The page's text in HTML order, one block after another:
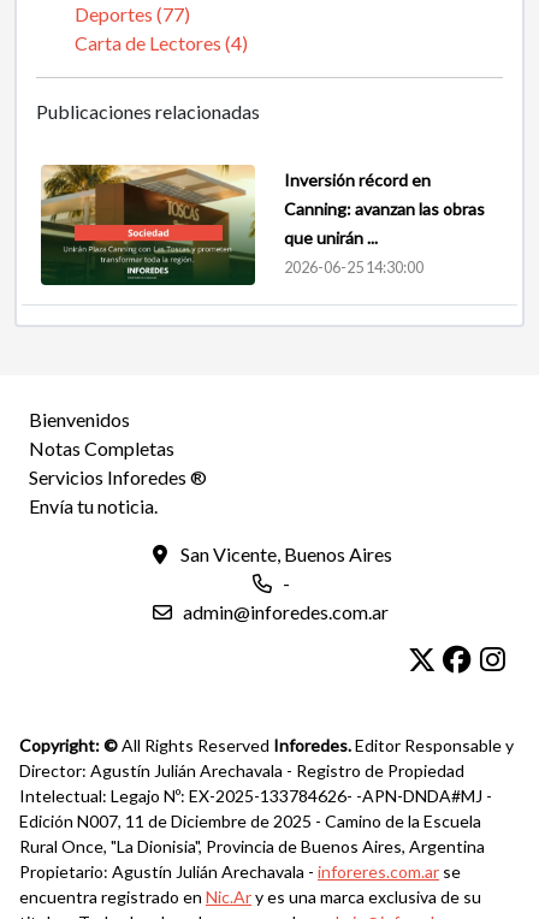
Deportes (77)
Carta de Lectores (4)
Publicaciones relacionadas
Inversión récord en
Canning: avanzan las obras
que unirán ...
2026-06-25 14:30:00
Bienvenidos
Notas Completas
Servicios Inforedes ®
Envía tu noticia.
San Vicente, Buenos Aires
-
admin@inforedes.com.ar
Copyright: ©All Rights Reserved Inforedes.Editor Responsable y
Director: Agustín Julián Arechavala - Registro de Propiedad
Intelectual: Legajo Nº: EX-2025-133784626- -APN-DNDA#MJ -
Edición N007, 11 de Diciembre de 2025 - Camino de la Escuela
Rural Once, "La Dionisia", Provincia de Buenos Aires, Argentina
Propietario: Agustín Julián Arechavala - inforeres.com.ar se
encuentra registrado en Nic.Ary es una marca exclusiva de su